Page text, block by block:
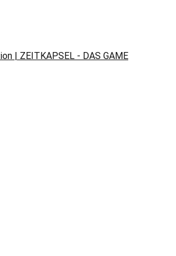
| ZEITKAPSEL - DAS GAME